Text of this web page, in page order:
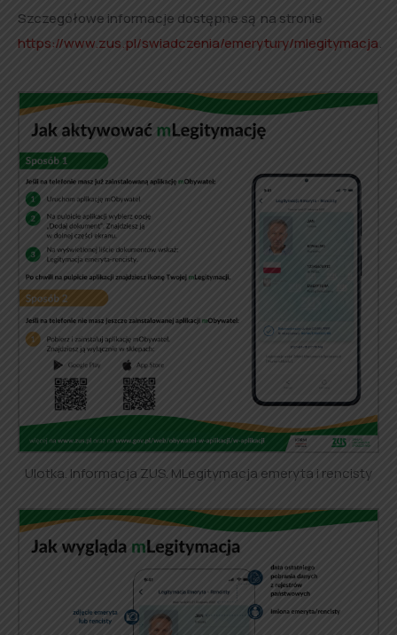
Szczegółowe informacje dostępne są na stronie
https://www.zus.pl/swiadczenia/emerytury/mlegitymacja.
Ulotka. Informacja ZUS. MLegitymacja emeryta i rencisty